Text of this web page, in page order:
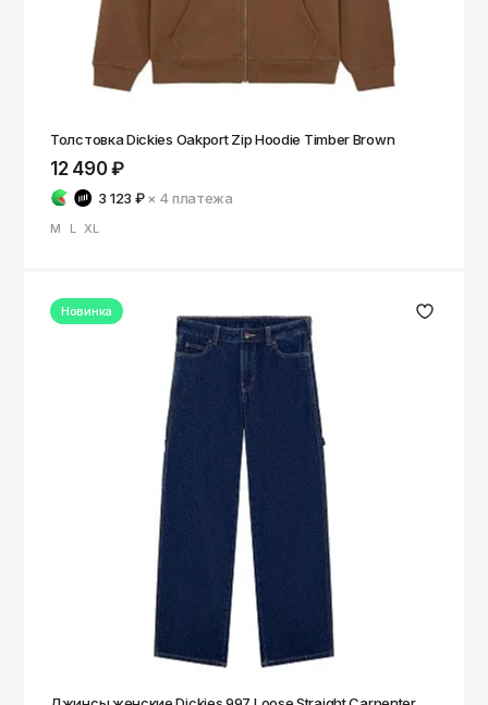
Толстовка Dickies Oakport Zip Hoodie Timber Brown
12 490 ₽
3 123 ₽ × 4платежа
M L XL
Новинка